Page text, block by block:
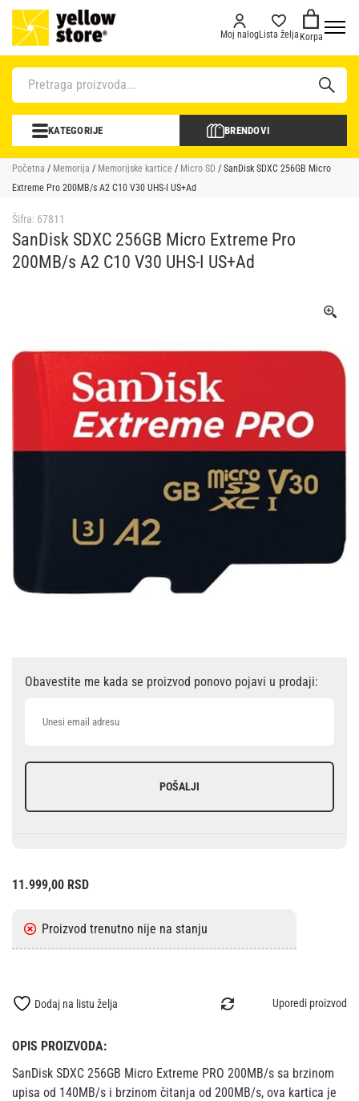
Moj nalogLista želja Korpa
KATEGORIJE BRENDOVI
Početna / Memorija / Memorijske kartice / Micro SD / SanDisk SDXC 256GB Micro
Extreme Pro 200MB/s A2 C10 V30 UHS-I US+Ad
Šifra: 67811
SanDisk SDXC 256GB Micro Extreme Pro
200MB/s A2 C10 V30 UHS-I US+Ad
11.999,00 RSD
Obavestite me kada se proizvod ponovo pojavi u prodaji:
POŠALJI
OPIS PROIZVODA:
SanDisk SDXC 256GB Micro Extreme PRO 200MB/s sa brzinom
upisa od 140MB/s i brzinom čitanja od 200MB/s, ova kartica je
Dodaj na listu želja Uporedi proizvod